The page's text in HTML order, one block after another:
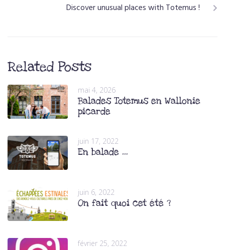
Discover unusual places with Totemus !
Related Posts
mai 4, 2026
Balades Totemus en Wallonie
picarde
juin 17, 2022
En balade …
juin 6, 2022
On fait quoi cet été ?
février 25, 2022